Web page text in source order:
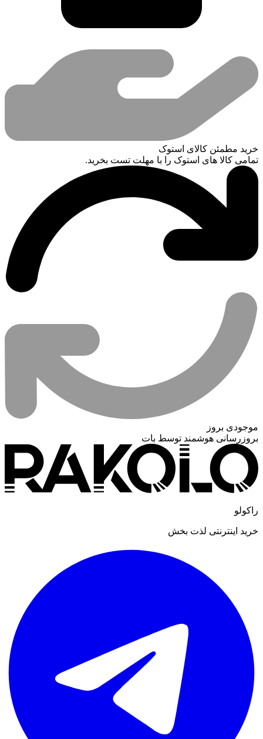
خرید مطمئن کالای استوک
تمامی کالا های استوک را با مهلت تست بخرید.
موجودی بروز
بروزرسانی هوشمند توسط بات
راکولو
خرید اینترنتی لذت بخش